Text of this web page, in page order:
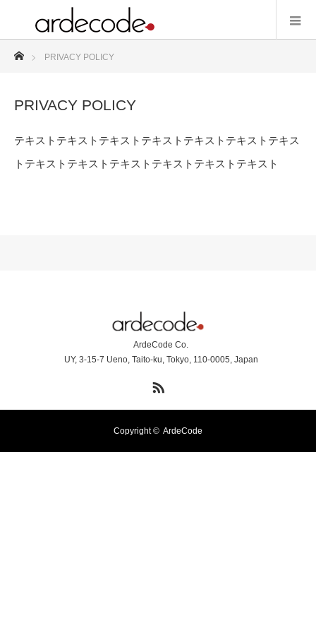
ホーム
PRIVACY POLICY
PRIVACY POLICY
テキストテキストテキストテキストテキストテキストテキス
トテキストテキストテキストテキストテキストテキスト
ArdeCode Co.
UY, 3-15-7 Ueno, Taito-ku, Tokyo, 110-0005, Japan
Copyright © ArdeCode